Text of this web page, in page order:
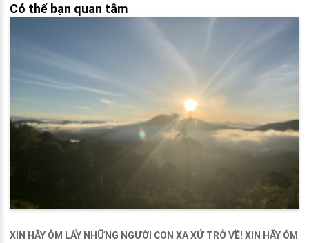
Có thể bạn quan tâm
XIN HÃY ÔM LẤY NHỮNG NGƯỜI CON XA XỨ TRỞ VỀ! XIN HÃY ÔM